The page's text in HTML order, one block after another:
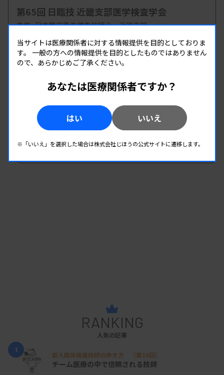
第65回 日臨技 近畿支部医学検査学会
主催 :日本臨床衛生検査技師会 近畿支部
開催場所 : 奈良県
全領域
09.11（金）-2026.09.11（金）
JCCLSシンポジウム
日本臨床検査標準協議会
情報システム
RANKING
人気の記事
1
新人臨床検査技師の歩き方 ［第16回］
チーム医療の中で信頼される技師
当サイトは医療関係者に対する情報提供を目的としておりま
す。 一般の方への情報提供を目的としたものではありません
ので、あらかじめご了承ください。
あなたは医療関係者ですか？
はい いいえ
※「いいえ」を選択した場合は株式会社じほうの公式サイトに遷移します。